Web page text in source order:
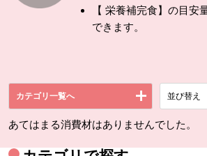
【 栄養補完食】の目安
できます。
カテゴリ一覧へ 並び替え
あてはまる消費材はありませんでした。